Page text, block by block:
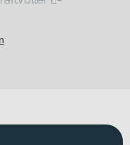
anspruchsvolle Abfahrten
mit maximaler